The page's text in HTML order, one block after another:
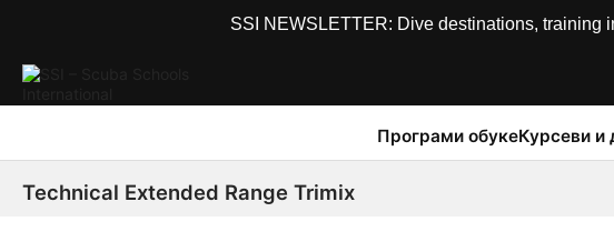
SSI NEWSLETTER: Dive destinations, training
Програми обукеКурсеви и
Technical Extended Range Trimix